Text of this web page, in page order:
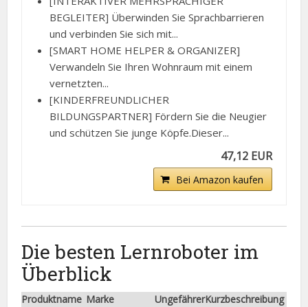
BEGLEITER] Überwinden Sie Sprachbarrieren
und verbinden Sie sich mit...
[SMART HOME HELPER & ORGANIZER]
Verwandeln Sie Ihren Wohnraum mit einem
vernetzten...
[KINDERFREUNDLICHER
BILDUNGSPARTNER] Fördern Sie die Neugier
und schützen Sie junge Köpfe.Dieser...
47,12 EUR
Bei Amazon kaufen
Die besten Lernroboter im
Überblick
Produktname Marke
UngefährerKurzbeschreibung